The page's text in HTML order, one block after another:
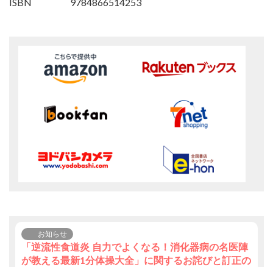
ISBN
9784866514253
お知らせ
「逆流性食道炎 自力でよくなる！消化器病の名医陣
が教える最新1分体操大全」に関するお詫びと訂正の